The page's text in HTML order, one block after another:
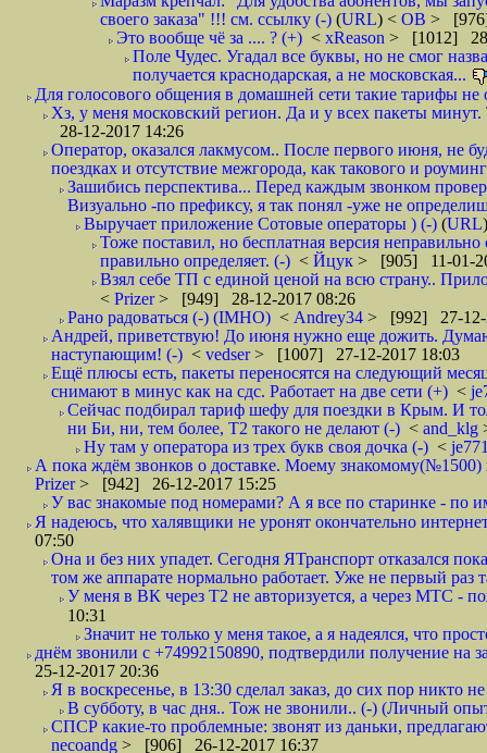
своего заказа" !!! см. ссылку (-) (URL) < ОВ >
Это вообще чё за .... ? (+) < xReason > [1012]
Поле Чудес. Угадал все буквы, но не смог
получается краснодарская, а не московская...
Для голосового общения в домашней сети такие тарифы не
Хз, у меня московский регион. Да и у всех пакеты
28-12-2017 14:26
Оператор, оказался лакмусом.. После первого июня, не
поездках и отсутствие межгорода, как такового и
Зашибись перспектива... Перед каждым звонком
Визуально -по префиксу, я так понял -уже не
Выручает приложение Сотовые операторы ) (-) (URL
Тоже поставил, но бесплатная версия
правильно определяет. (-) < Йцук > [905] 11-01-
Взял себе ТП с единой ценой на всю страну..
< Prizer> [949] 28-12-2017 08:26
Рано радоваться (-) (IMHO) < Andrey34 > [992] 27-12-
Андрей, приветствую! До июня нужно еще дожить.
наступающим! (-) < vedser> [1007] 27-12-2017 18:03
Ещё плюсы есть, пакеты переносятся на следующий
снимают в минус как на сдс. Работает на две сети (+) <
Сейчас подбирал тариф шефу для поездки в Крым. И
ни Би, ни, тем более, Т2 такого не делают (-) < and_klg
Ну там у оператора из трех букв своя дочка (-) <
А пока ждём звонков о доставке. Моему знакомому(№1500)
Prizer> [942] 26-12-2017 15:25
У вас знакомые под номерами? А я все по старинке - по
Я надеюсь, что халявщики не уронят окончательно
07:50
Она и без них упадет. Сегодня ЯТранспорт отказался
том же аппарате нормально работает. Уже не первый раз
У меня в ВК через Т2 не авторизуется, а через МТС -
10:31
Значит не только у меня такое, а я надеялся, что
днём звонили с +74992150890, подтвердили получение на
25-12-2017 20:36
Я в воскресенье, в 13:30 сделал заказ, до сих пор никто
В субботу, в час дня.. Тож не звонили.. (-) (Личный
СПСР какие-то проблемные: звонят из даньки,
necoandg > [906] 26-12-2017 16:37